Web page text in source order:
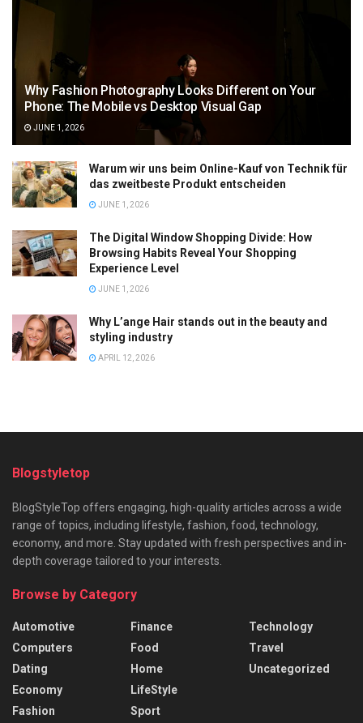
Why Fashion Photography Looks Different on Your
Phone: The Mobile vs Desktop Visual Gap
JUNE 1, 2026
Warum wir uns beim Online-Kauf von Technik für
das zweitbeste Produkt entscheiden
JUNE 1, 2026
The Digital Window Shopping Divide: How
Browsing Habits Reveal Your Shopping
Experience Level
JUNE 1, 2026
Why L’ange Hair stands out in the beauty and
styling industry
APRIL 12, 2026
Blogstyletop
BlogStyleTop offers engaging, high-quality articles across a wide
range of topics, including lifestyle, fashion, food, technology,
economy, and more. Stay updated with fresh perspectives and in-
depth coverage tailored to your interests.
Browse by Category
Automotive
Computers
Dating
Economy
Fashion
Finance
Food
Home
LifeStyle
Sport
Technology
Travel
Uncategorized